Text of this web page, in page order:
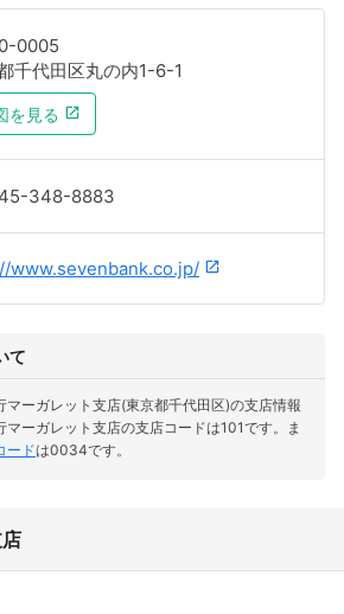
0005
千代田区丸の内1-6-1
を見る
348-8883
www.sevenbank.co.jp/
て
マーガレット支店(東京都千代田区)の支店情報
マーガレット支店の支店コードは101です。
ま
ードは0034です。